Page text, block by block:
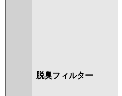
脱臭フィルター